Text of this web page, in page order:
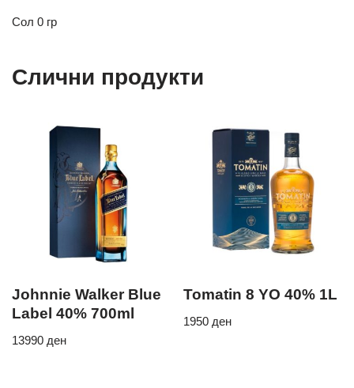
Сол 0 гр
Слични продукти
Johnnie Walker Blue
Label 40% 700ml
13990 ден
Tomatin 8 YO 40% 1L
1950 ден